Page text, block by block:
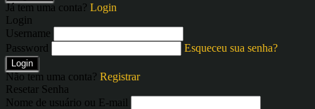
Já tem uma conta? Login
Login
Username
Password
Esqueceu sua senha?
Login
Não tem uma conta? Registrar
Resetar Senha
Nome de usuário ou E-mail